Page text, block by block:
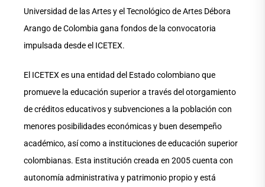
Universidad de las Artes y el Tecnológico de Artes Débora
Arango de Colombia gana fondos de la convocatoria
impulsada desde el ICETEX.
El ICETEX es una entidad del Estado colombiano que
promueve la educación superior a través del otorgamiento
de créditos educativos y subvenciones a la población con
menores posibilidades económicas y buen desempeño
académico, así como a instituciones de educación superior
colombianas. Esta institución creada en 2005 cuenta con
autonomía administrativa y patrimonio propio y está